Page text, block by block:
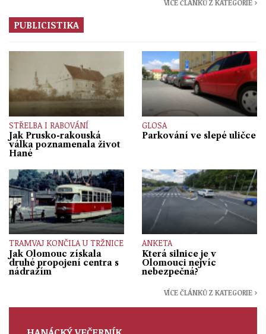
VÍCE ČLÁNKŮ Z KATEGORIE ›
PUBLICISTIKA
STŘELBA I RABOVÁNÍ
Jak Prusko-rakouská
válka poznamenala život
Hané
GLOSA
Parkování ve slepé uličce
TRAMVAJ KONČILA U TRŽNICE
Jak Olomouc získala
druhé propojení centra s
nádražím
ANKETA
Která silnice je v
Olomouci nejvíc
nebezpečná?
VÍCE ČLÁNKŮ Z KATEGORIE ›